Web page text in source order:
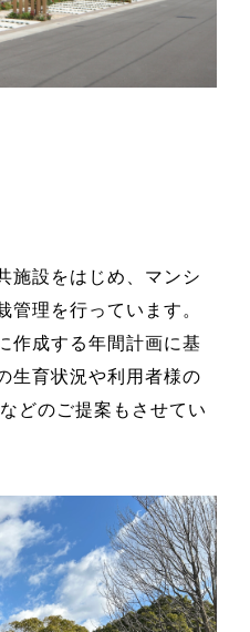
施設をはじめ、マンシ
管理を行っています。
作成する年間計画に基
生育状況や利用者様の
どのご提案もさせてい